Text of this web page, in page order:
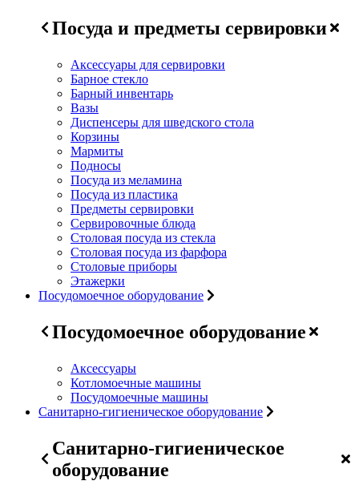
Посуда и предметы сервировки
Аксессуары для сервировки
Барное стекло
Барный инвентарь
Вазы
Диспенсеры для шведского стола
Корзины
Мармиты
Подносы
Посуда из меламина
Посуда из пластика
Предметы сервировки
Сервировочные блюда
Столовая посуда из стекла
Столовая посуда из фарфора
Столовые приборы
Этажерки
Посудомоечное оборудование
Посудомоечное оборудование
Аксессуары
Котломоечные машины
Посудомоечные машины
Санитарно-гигиеническое оборудование
Санитарно-гигиеническое
оборудование